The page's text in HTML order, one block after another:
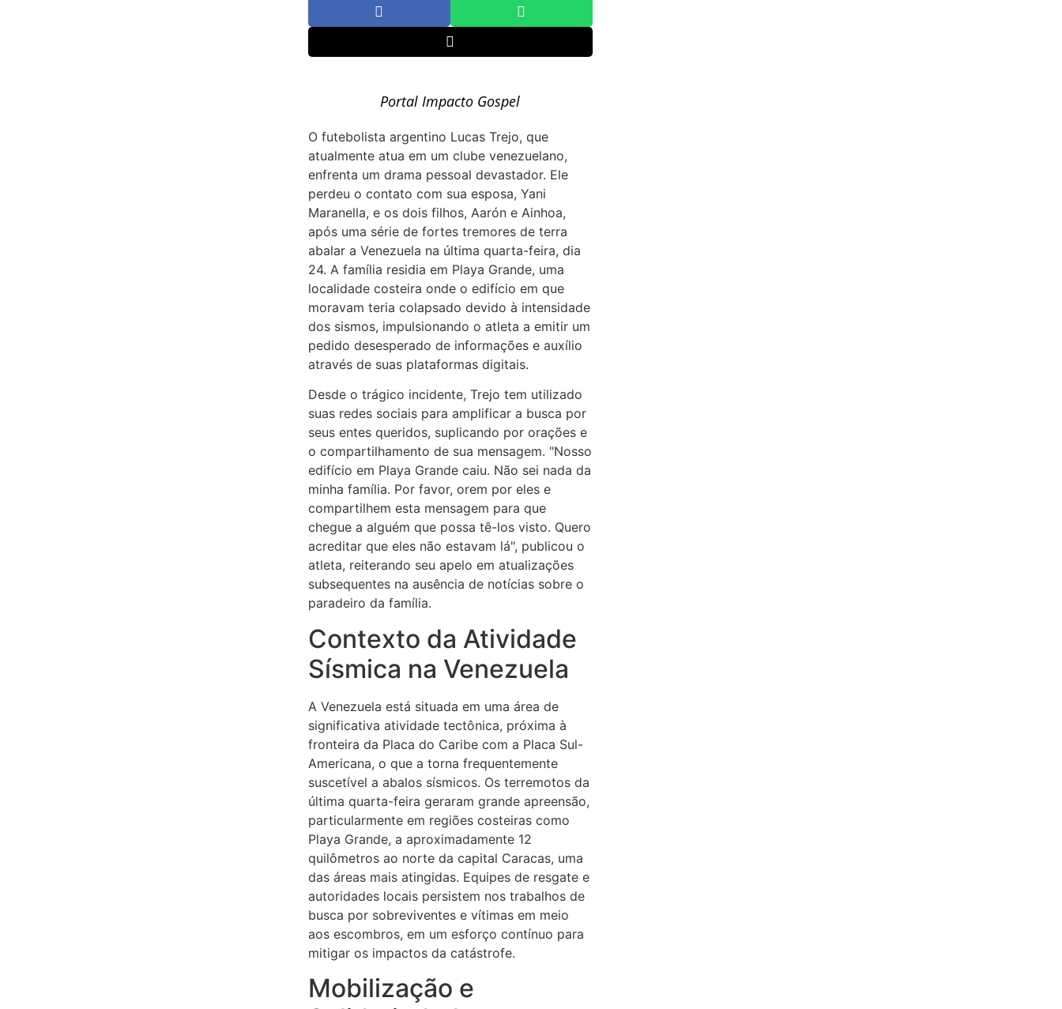
Portal Impacto Gospel
O futebolista argentino Lucas Trejo, que
atualmente atua em um clube venezuelano,
enfrenta um drama pessoal devastador. Ele
perdeu o contato com sua esposa, Yani
Maranella, e os dois filhos, Aarón e Ainhoa,
após uma série de fortes tremores de terra
abalar a Venezuela na última quarta-feira, dia
24. A família residia em Playa Grande, uma
localidade costeira onde o edifício em que
moravam teria colapsado devido à intensidade
dos sismos, impulsionando o atleta a emitir um
pedido desesperado de informações e auxílio
através de suas plataformas digitais.
Desde o trágico incidente, Trejo tem utilizado
suas redes sociais para amplificar a busca por
seus entes queridos, suplicando por orações e
o compartilhamento de sua mensagem. "Nosso
edifício em Playa Grande caiu. Não sei nada da
minha família. Por favor, orem por eles e
compartilhem esta mensagem para que
chegue a alguém que possa tê-los visto. Quero
acreditar que eles não estavam lá", publicou o
atleta, reiterando seu apelo em atualizações
subsequentes na ausência de notícias sobre o
paradeiro da família.
Contexto da Atividade
Sísmica na Venezuela
A Venezuela está situada em uma área de
significativa atividade tectônica, próxima à
fronteira da Placa do Caribe com a Placa Sul-
Americana, o que a torna frequentemente
suscetível a abalos sísmicos. Os terremotos da
última quarta-feira geraram grande apreensão,
particularmente em regiões costeiras como
Playa Grande, a aproximadamente 12
quilômetros ao norte da capital Caracas, uma
das áreas mais atingidas. Equipes de resgate e
autoridades locais persistem nos trabalhos de
busca por sobreviventes e vítimas em meio
aos escombros, em um esforço contínuo para
mitigar os impactos da catástrofe.
Mobilização e